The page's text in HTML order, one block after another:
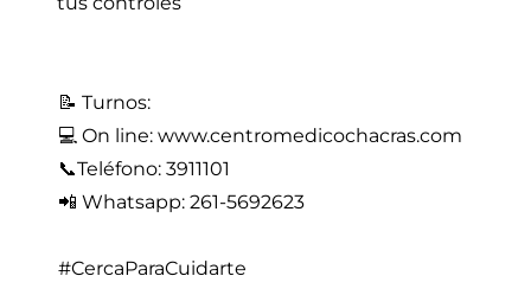
📝 Turnos:
💻 On line: www.centromedicochacras.com⁣⁣
⁣⁣⁣⁣⁣⁣⁣⁣⁣⁣⁣⁣⁣⁣⁣⁣⁣⁣⁣⁣⁣📞Teléfono: 3911101⁣⁣
⁣⁣⁣⁣⁣⁣⁣⁣⁣⁣⁣⁣📲 Whatsapp: 261-5692623
#CercaParaCuidarte